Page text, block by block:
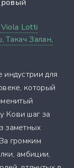
Viola Lotti
Такач Залан,
для
который
Кови шаг за
заметных
громким
амбиции,